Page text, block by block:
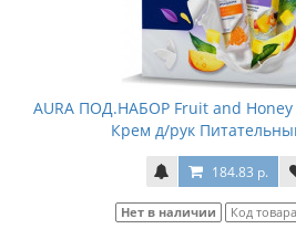
AURA ПОД.НАБОР Fruit and
Крем д/рук
184.83 р.
Нет в наличии Код